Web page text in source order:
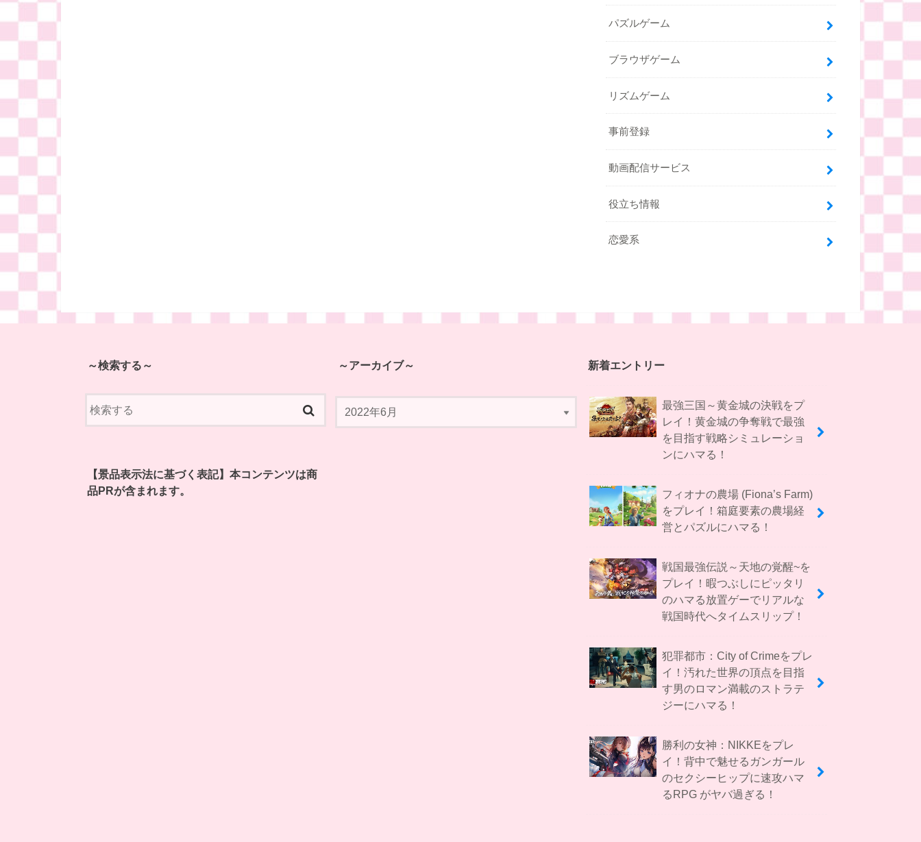
パズルゲーム
ブラウザゲーム
リズムゲーム
事前登録
動画配信サービス
役立ち情報
恋愛系
～検索する～
【景品表示法に基づく表記】本コンテンツは商
品PRが含まれます。
～アーカイブ～ 新着エントリー
最強三国～黄金城の決戦をプ
レイ！黄金城の争奪戦で最強
を目指す戦略シミュレーショ
ンにハマる！
フィオナの農場 (Fiona’s Farm)
をプレイ！箱庭要素の農場経
営とパズルにハマる！
戦国最強伝説～天地の覚醒~を
プレイ！暇つぶしにピッタリ
のハマる放置ゲーでリアルな
戦国時代へタイムスリップ！
犯罪都市：City of Crimeをプレ
イ！汚れた世界の頂点を目指
す男のロマン満載のストラテ
ジーにハマる！
勝利の女神：NIKKEをプレ
イ！背中で魅せるガンガール
のセクシーヒップに速攻ハマ
るRPG がヤバ過ぎる！